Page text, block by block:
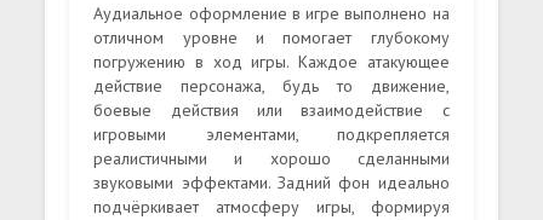
Аудиальное оформление в игре выполнено на
отличном уровне и помогает глубокому
погружению в ход игры. Каждое атакующее
действие персонажа, будь то движение,
боевые действия или взаимодействие с
игровыми элементами, подкрепляется
реалистичными и хорошо сделанными
звуковыми эффектами. Задний фон идеально
подчёркивает атмосферу игры, формируя